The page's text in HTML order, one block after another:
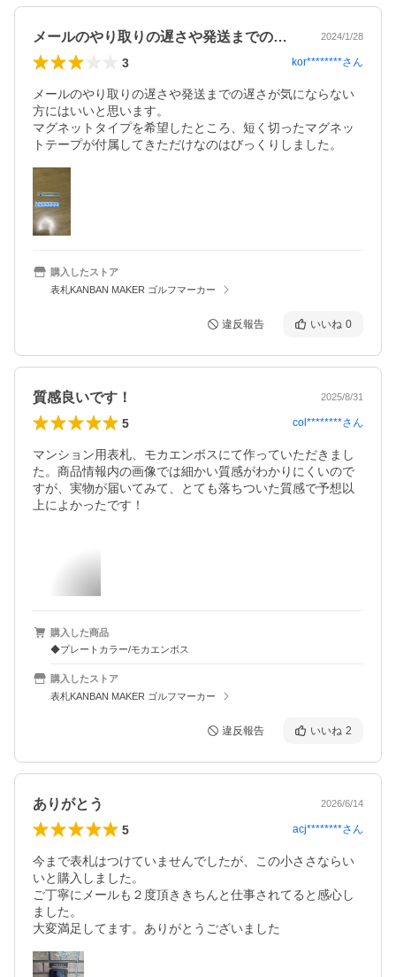
メールのやり取りの遅さや発送までの遅さ… 2024/1/28
3 kor********さん
メールのやり取りの遅さや発送までの遅さが気にならない
方にはいいと思います。
マグネットタイプを希望したところ、短く切ったマグネッ
トテープが付属してきただけなのはびっくりしました。
購入したストア
表札KANBAN MAKER ゴルフマーカー
違反報告 いいね 0
質感良いです！ 2025/8/31
5 col********さん
マンション用表札、モカエンボスにて作っていただきまし
た。商品情報内の画像では細かい質感がわかりにくいので
すが、実物が届いてみて、とても落ちついた質感で予想以
購入した商品
◆プレートカラー/モカエンボス
購入したストア
表札KANBAN MAKER ゴルフマーカー
違反報告 いいね 2
ありがとう 2026/6/14
5 acj********さん
今まで表札はつけていませんでしたが、この小ささならい
いと購入しました。
ご丁寧にメールも２度頂ききちんと仕事されてると感心し
ました。
大変満足してます。ありがとうございました